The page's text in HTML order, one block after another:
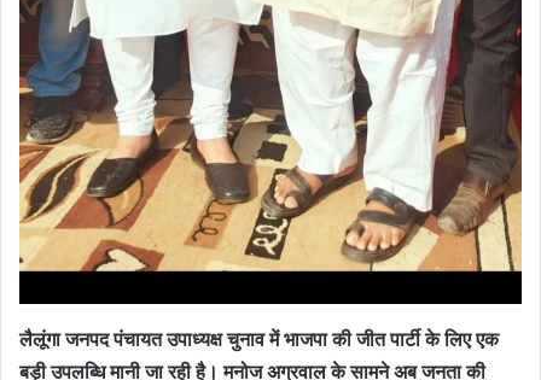
लैलूंगा जनपद पंचायत उपाध्यक्ष चुनाव में भाजपा की जीत पार्टी के लिए एक
बड़ी उपलब्धि मानी जा रही है। मनोज अग्रवाल के सामने अब जनता की